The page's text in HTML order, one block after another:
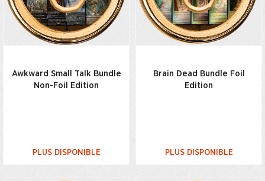
Awkward Small Talk Bundle
Non-Foil Edition
PLUS DISPONIBLE
Brain Dead Bundle Foil
Edition
PLUS DISPONIBLE